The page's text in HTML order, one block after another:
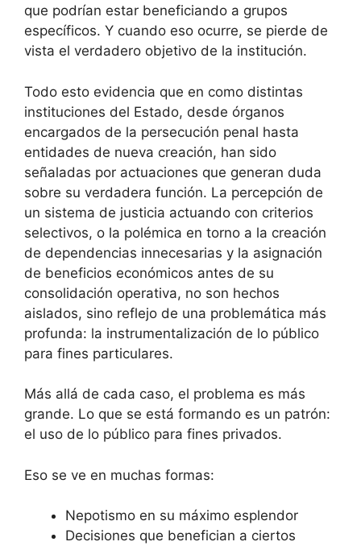
que podrían estar beneficiando a grupos
específicos. Y cuando eso ocurre, se pierde de
vista el verdadero objetivo de la institución.
Todo esto evidencia que en como distintas
instituciones del Estado, desde órganos
encargados de la persecución penal hasta
entidades de nueva creación, han sido
señaladas por actuaciones que generan duda
sobre su verdadera función. La percepción de
un sistema de justicia actuando con criterios
selectivos, o la polémica en torno a la creación
de dependencias innecesarias y la asignación
de beneficios económicos antes de su
consolidación operativa, no son hechos
aislados, sino reflejo de una problemática más
profunda: la instrumentalización de lo público
para fines particulares.
Más allá de cada caso, el problema es más
grande. Lo que se está formando es un patrón:
el uso de lo público para fines privados.
Eso se ve en muchas formas:
Nepotismo en su máximo esplendor
Decisiones que benefician a ciertos